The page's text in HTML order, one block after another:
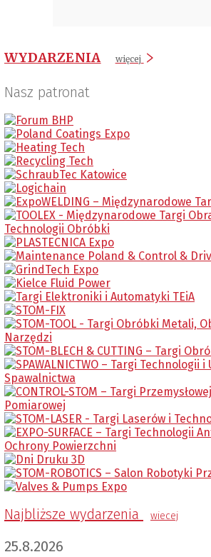
WYDARZENIA więcej
Nasz patronat
Najbliższe wydarzenia wiecej
25.8.2026